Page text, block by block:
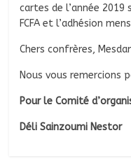
cartes de l’année
FCFA et l’adhésion
Chers confrères,
Nous vous remercions
Pour le Comité
Déli Sainzoumi Nestor